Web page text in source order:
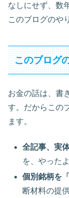
なしにせず、数
このブログのや
このブログ
お金の話は、書
す。だからこの
ます。
全記事、実
を、やった
個別銘柄を
断材料の提